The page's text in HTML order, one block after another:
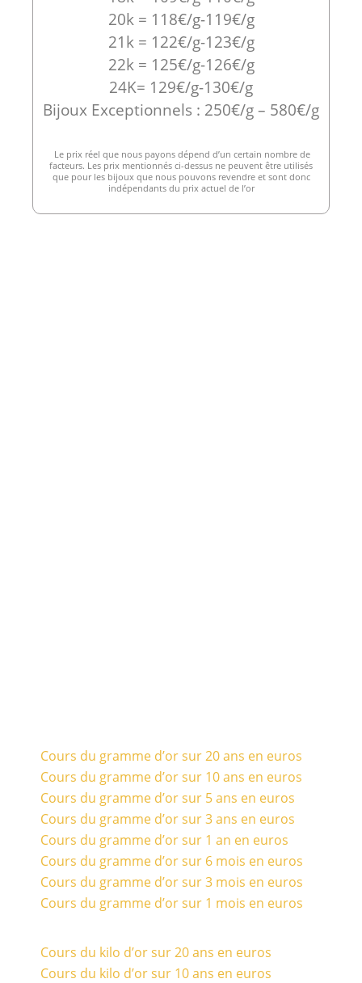
20k = 118€/g-119€/g
21k = 122€/g-123€/g
22k = 125€/g-126€/g
24K= 129€/g-130€/g
Bijoux Exceptionnels : 250€/g – 580€/g
Le prix réel que nous payons dépend d’un certain nombre de
facteurs. Les prix mentionnés ci-dessus ne peuvent être utilisés
que pour les bijoux que nous pouvons revendre et sont donc
indépendants du prix actuel de l’or
Cours du gramme d’or sur 20 ans en euros
Cours du gramme d’or sur 10 ans en euros
Cours du gramme d’or sur 5 ans en euros
Cours du gramme d’or sur 3 ans en euros
Cours du gramme d’or sur 1 an en euros
Cours du gramme d’or sur 6 mois en euros
Cours du gramme d’or sur 3 mois en euros
Cours du gramme d’or sur 1 mois en euros
Cours du kilo d’or sur 20 ans en euros
Cours du kilo d’or sur 10 ans en euros